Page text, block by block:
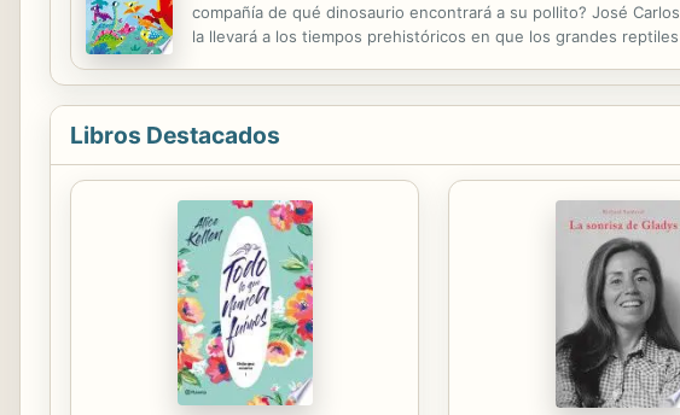
compañía de qué dinosaurio encontrará a su pollito? José
la llevará a los tiempos prehistóricos en que los grandes
Libros Destacados